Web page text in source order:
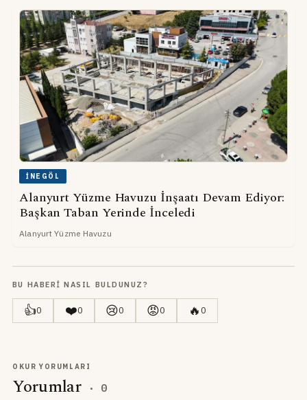
İNEGÖL
Alanyurt Yüzme Havuzu İnşaatı Devam Ediyor:
Başkan Taban Yerinde İnceledi
Alanyurt Yüzme Havuzu
BU HABERI NASIL BULDUNUZ?
👍0 ❤️0 😢0 😡0 🔥0
OKUR YORUMLARI
Yorumlar · 0